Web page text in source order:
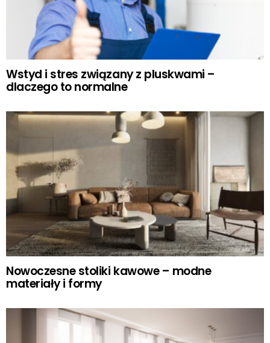
Wstyd i stres związany z pluskwami –
dlaczego to normalne
Nowoczesne stoliki kawowe – modne
materiały i formy